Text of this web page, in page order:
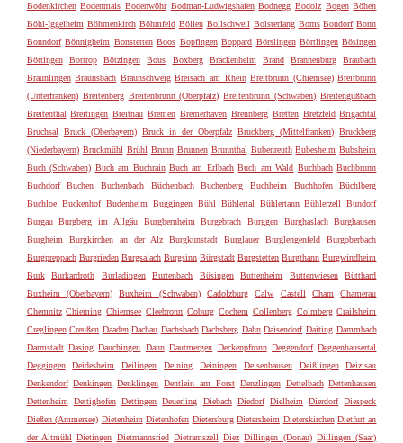
Bodenkirchen Bodenmais Bodenwöhr Bodman-Ludwigshafen Bodnegg Bodolz Bogen Böhen
Böhl-Iggelheim Böhmenkirch Böhmfeld Böllen Bollschweil Bolsterlang Boms Bondorf Bonn
Bonndorf Bönnigheim Bonstetten Boos Bopfingen Boppard Börslingen Börtlingen Bösingen
Böttingen
Bottrop Bötzingen Bous Boxberg Brackenheim Brand Brannenburg
Braubach
Bräunlingen Braunsbach Braunschweig Breisach am Rhein Breitbrunn (Chiemsee) Breitbrunn
(Unterfranken) Breitenberg Breitenbrunn (Oberpfalz) Breitenbrunn (Schwaben) Breitengüßbach
Breitenthal Breitingen Breitnau Bremen Bremerhaven Brennberg Bretten Bretzfeld Brigachtal
Bruchsal
Bruck (Oberbayern) Bruck in der Oberpfalz Bruckberg (Mittelfranken) Bruckberg
(Niederbayern) Bruckmühl Brühl Brunn Brunnen Brunnthal Bubenreuth Bubesheim Bubsheim
Buch (Schwaben) Buch am Buchrain Buch am Erlbach Buch am Wald Buchbach Buchbrunn
Buchdorf
Buchen Buchenbach Büchenbach Buchenberg Buchheim Buchhofen
Büchlberg
Buchloe Buckenhof Budenheim Buggingen Bühl Bühlertal Bühlertann Bühlerzell
Bundorf
Burgau
Burgberg im Allgäu Burgbernheim Burgebrach Burggen Burghaslach
Burghausen
Burgheim
Burgkirchen an der Alz Burgkunstadt Burglauer Burglengenfeld
Burgoberbach
Burgpreppach Burgrieden Burgsalach Burgsinn Bürgstadt Burgstetten Burgthann Burgwindheim
Burk
Burkardroth Burladingen Burtenbach Büsingen Buttenheim Buttenwiesen
Bütthard
Buxheim (Oberbayern)
Buxheim (Schwaben) Cadolzburg Calw Castell Cham
Chamerau
Chemnitz Chieming Chiemsee Cleebronn Coburg Cochem Collenberg Colmberg Crailsheim
Creglingen Creußen Daaden Dachau Dachsbach Dachsberg Dahn Daisendorf Daiting Dammbach
Darmstadt Dasing Dauchingen Daun Dautmergen Deckenpfronn Deggendorf Deggenhausertal
Deggingen
Deidesheim Deilingen Deining Deiningen Deisenhausen Deißlingen
Deizisau
Denkendorf Denkingen Denklingen Dentlein am Forst Denzlingen Dettelbach Dettenhausen
Dettenheim
Dettighofen Dettingen Deuerling Diebach Diedorf Dielheim Dierdorf Diespeck
Dießen (Ammersee) Dietenheim Dietenhofen Dietersburg Dietersheim Dieterskirchen Dietfurt an
der Altmühl Dietingen Dietmannsried Dietramszell Diez Dillingen (Donau) Dillingen (Saar)